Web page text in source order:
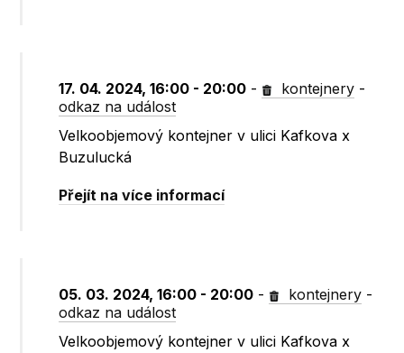
17. 04. 2024, 16:00 - 20:00 - kontejnery -
odkaz na událost
Velkoobjemový kontejner v ulici Kafkova x
Buzulucká
Přejít na více informací
05. 03. 2024, 16:00 - 20:00 - kontejnery -
odkaz na událost
Velkoobjemový kontejner v ulici Kafkova x